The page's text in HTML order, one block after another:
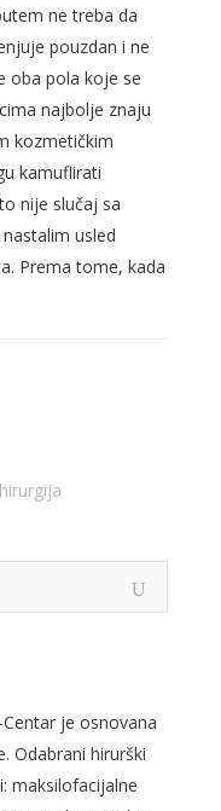
ne treba da
pouzdan i ne
oba pola koje se
najbolje znaju
kozmetičkim
kamuflirati
nije slučaj sa
usled
Prema tome, kada
je osnovana
Odabrani hirurški
maksilofacijalne